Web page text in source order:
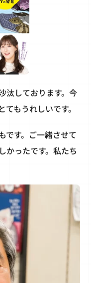
汰しております。今
もうれしいです。
です。ご一緒させて
かったです。私たち